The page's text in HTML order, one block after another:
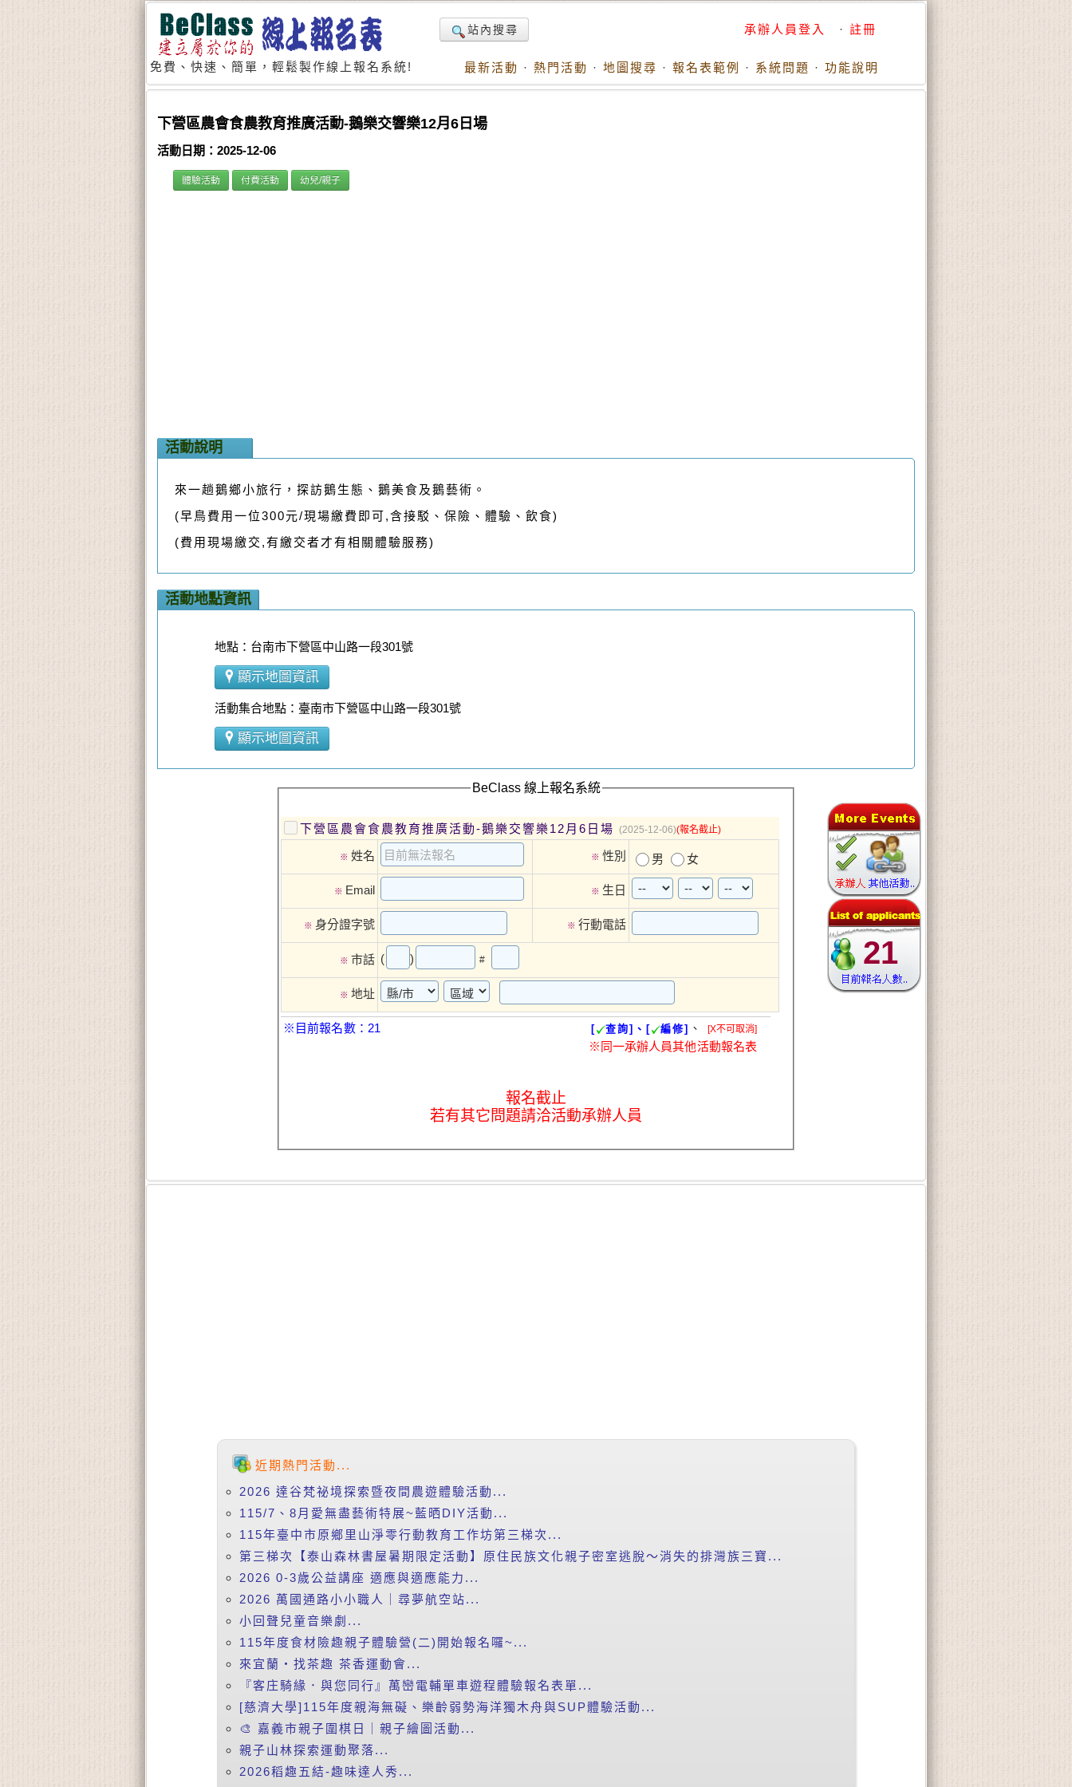
免費、快速、簡單，輕鬆製作線上報名系統!
站內搜尋 承辦人員登入 · 註冊
最新活動 · 熱門活動 · 地圖搜尋 · 報名表範例 · 系統問題 · 功能說明
下營區農會食農教育推廣活動-鵝樂交響樂12月6日場
活動日期：2025-12-06
體驗活動 付費活動 幼兒/親子
活動說明
來一趟鵝鄉小旅行，探訪鵝生態、鵝美食及鵝藝術。
(早鳥費用一位300元/現場繳費即可,含接駁、保險、體驗、飲食)
(費用現場繳交,有繳交者才有相關體驗服務)
活動地點資訊
地點：台南市下營區中山路一段301號
顯示地圖資訊
活動集合地點：臺南市下營區中山路一段301號
顯示地圖資訊
21
BeClass 線上報名系統
下營區農會食農教育推廣活動-鵝樂交響樂12月6日場 (2025-12-06)(報名截止)
※ 姓名 ※ 性別 男 女
※ Email ※ 生日
※ 身分證字號 ※ 行動電話
※ 市話 ( ) #
※ 地址
※目前報名數：21 [ 查詢]、[ 編修] 、 [X不可取消]
※同一承辦人員其他活動報名表
報名截止
若有其它問題請洽活動承辦人員
近期熱門活動...
2026 達谷梵祕境探索暨夜間農遊體驗活動...
115/7、8月愛無盡藝術特展~藍晒DIY活動...
115年臺中市原鄉里山淨零行動教育工作坊第三梯次...
第三梯次【泰山森林書屋暑期限定活動】原住民族文化親子密室逃脫～消失的排灣族三寶...
2026 0-3歲公益講座 適應與適應能力...
2026 萬國通路小小職人｜尋夢航空站...
小回聲兒童音樂劇...
115年度食材險趣親子體驗營(二)開始報名囉~...
來宜蘭‧找茶趣 茶香運動會...
『客庄騎緣．與您同行』萬巒電輔單車遊程體驗報名表單...
[慈濟大學]115年度親海無礙、樂齡弱勢海洋獨木舟與SUP體驗活動...
🎨 嘉義市親子圍棋日｜親子繪圖活動...
親子山林探索運動聚落...
2026稻趣五結-趣味達人秀...